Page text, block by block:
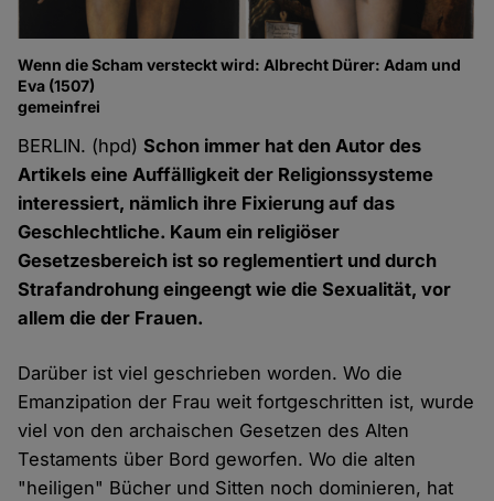
Wenn die Scham versteckt wird: Albrecht Dürer: Adam und
Eva (1507)
gemeinfrei
BERLIN. (hpd)Schon immer hat den Autor des
Artikels eine Auffälligkeit der Religionssysteme
interessiert, nämlich ihre Fixierung auf das
Geschlechtliche. Kaum ein religiöser
Gesetzesbereich ist so reglementiert und durch
Strafandrohung eingeengt wie die Sexualität, vor
allem die der Frauen.
Darüber ist viel geschrieben worden. Wo die
Emanzipation der Frau weit fortgeschritten ist, wurde
viel von den archaischen Gesetzen des Alten
Testaments über Bord geworfen. Wo die alten
"heiligen" Bücher und Sitten noch dominieren, hat